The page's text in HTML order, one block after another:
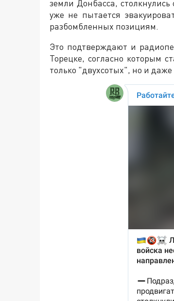
земли Донбасса,
уже не пытается
разбомбленных позициям.
Это подтверждают и
Торецке, согласно которым
только "двухсотых", но и